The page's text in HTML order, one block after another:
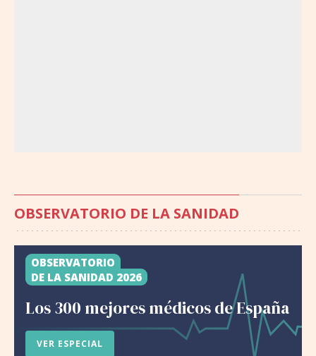
OBSERVATORIO DE LA SANIDAD
OBSERVATORIO
DE LA SANIDAD 2026
Los 300 mejores médicos de España
VER ESPECIAL